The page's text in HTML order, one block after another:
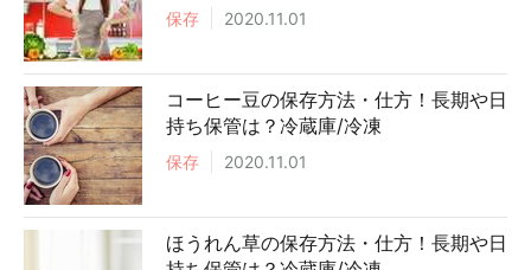
保存 2020.11.01
コーヒー豆の保存方法・仕方！長期や日
持ち保管は？冷蔵庫/冷凍
保存 2020.11.01
ほうれん草の保存方法・仕方！長期や日